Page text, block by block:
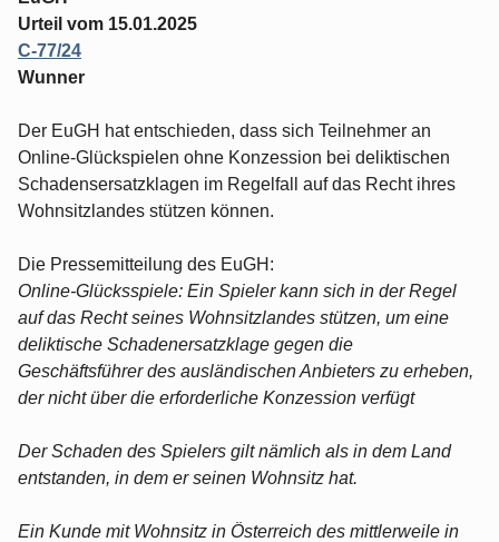
Urteil vom 15.01.2025
C-77/24
Wunner
Der EuGH hat entschieden, dass sich Teilnehmer an
Online-Glückspielen ohne Konzession bei deliktischen
Schadensersatzklagen im Regelfall auf das Recht ihres
Wohnsitzlandes stützen können.
Die Pressemitteilung des EuGH:
Online-Glücksspiele: Ein Spieler kann sich in der Regel
auf das Recht seines Wohnsitzlandes stützen, um eine
deliktische Schadenersatzklage gegen die
Geschäftsführer des ausländischen Anbieters zu erheben,
der nicht über die erforderliche Konzession verfügt
Der Schaden des Spielers gilt nämlich als in dem Land
entstanden, in dem er seinen Wohnsitz hat.
Ein Kunde mit Wohnsitz in Österreich des mittlerweile in